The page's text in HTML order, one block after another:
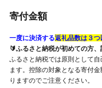
寄付金額
一度に決済する返礼品数は３つ
🔰ふるさと納税が初めての方
ふるさと納税では原則として
ます。控除の対象となる寄付
りますのでご注意ください。